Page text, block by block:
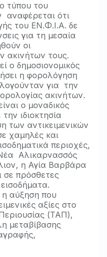
τύπου του
αναφέρεται ότι
του ΕΝ.Φ.Ι.Α. δε
για τη μεσαία
οι
ακινήτων τους.
ο δημοσιονομικός
η φορολόγηση
για την
ακινήτων.
ο μοναδικός
ιδιοκτησία
των αντικειμενικών
χαμηλές και
περιοχές,
Αλικαρνασσός
η Αγία Βαρβάρα
σε πρόσθετες
η αύξηση που
αξίες στο
(ΤΑΠ),
μεταβίβασης